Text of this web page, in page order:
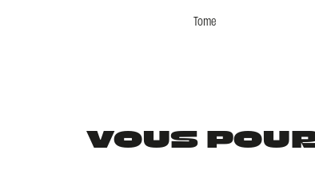
Tome
VOUS